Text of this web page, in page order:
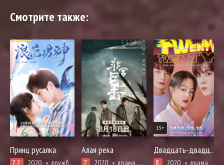
Смотрите также:
Принц русалка
7.2 2020 дружба, мистика, комедия, расследование, романтика, фэнтези
Алая река
7 2020 драма, мистика, убийство, криминал, расследование, триллер, смерть
15+
Двадцать-двадцать
8 2020 драма, мелодрама, про молодость и любовь, романтика